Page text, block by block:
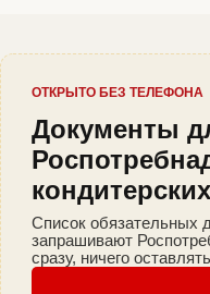
ОТКРЫТО БЕЗ ТЕЛЕФОНА
Документы
Список обязательных
запрашивают
сразу, ничего